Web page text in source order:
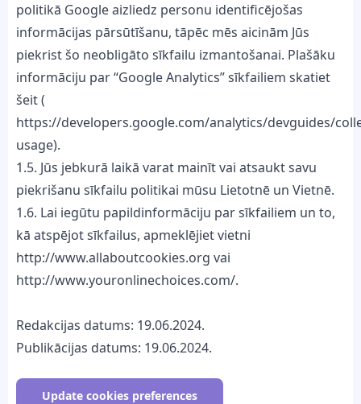
politikā Google aizliedz personu identificējošas
informācijas pārsūtīšanu, tāpēc mēs aicinām Jūs
piekrist šo neobligāto sīkfailu izmantošanai. Plašāku
informāciju par “Google Analytics” sīkfailiem skatiet
šeit (
https://developers.google.com/analytics/devguides/
usage).
1.5. Jūs jebkurā laikā varat mainīt vai atsaukt savu
piekrišanu sīkfailu politikai mūsu Lietotnē un Vietnē.
1.6. Lai iegūtu papildinformāciju par sīkfailiem un to,
kā atspējot sīkfailus, apmeklējiet vietni
http://www.allaboutcookies.org vai
http://www.youronlinechoices.com/.
Redakcijas datums: 19.06.2024.
Publikācijas datums: 19.06.2024.
Update cookies preferences